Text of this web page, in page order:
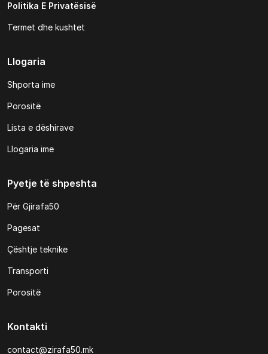
Politika E Privatësisë
Termet dhe kushtet
Llogaria
Shporta ime
Porositë
Lista e dëshirave
Llogaria ime
Pyetje të shpeshta
Për Gjirafa50
Pagesat
Çështje teknike
Transporti
Porositë
Kontakti
contact@zirafa50.mk